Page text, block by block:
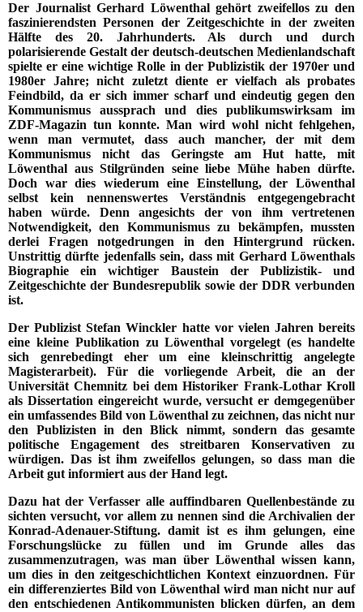
Der Journalist Gerhard Löwenthal gehört zweifellos zu den
faszinierendsten Personen der Zeitgeschichte in der zweiten
Hälfte des 20. Jahrhunderts. Als durch und durch
polarisierende Gestalt der deutsch-deutschen Medienlandschaft
spielte er eine wichtige Rolle in der Publizistik der 1970er und
1980er Jahre; nicht zuletzt diente er vielfach als probates
Feindbild, da er sich immer scharf und eindeutig gegen den
Kommunismus aussprach und dies publikumswirksam im
ZDF-Magazin tun konnte. Man wird wohl nicht fehlgehen,
wenn man vermutet, dass auch mancher, der mit dem
Kommunismus nicht das Geringste am Hut hatte, mit
Löwenthal aus Stilgründen seine liebe Mühe haben dürfte.
Doch war dies wiederum eine Einstellung, der Löwenthal
selbst kein nennenswertes Verständnis entgegengebracht
haben würde. Denn angesichts der von ihm vertretenen
Notwendigkeit, den Kommunismus zu bekämpfen, mussten
derlei Fragen notgedrungen in den Hintergrund rücken.
Unstrittig dürfte jedenfalls sein, dass mit Gerhard Löwenthals
Biographie ein wichtiger Baustein der Publizistik- und
Zeitgeschichte der Bundesrepublik sowie der DDR verbunden
ist.
Der Publizist Stefan Winckler hatte vor vielen Jahren bereits
eine kleine Publikation zu Löwenthal vorgelegt (es handelte
sich genrebedingt eher um eine kleinschrittig angelegte
Magisterarbeit). Für die vorliegende Arbeit, die an der
Universität Chemnitz bei dem Historiker Frank-Lothar Kroll
als Dissertation eingereicht wurde, versucht er demgegenüber
ein umfassendes Bild von Löwenthal zu zeichnen, das nicht nur
den Publizisten in den Blick nimmt, sondern das gesamte
politische Engagement des streitbaren Konservativen zu
würdigen. Das ist ihm zweifellos gelungen, so dass man die
Arbeit gut informiert aus der Hand legt.
Dazu hat der Verfasser alle auffindbaren Quellenbestände zu
sichten versucht, vor allem zu nennen sind die Archivalien der
Konrad-Adenauer-Stiftung. damit ist es ihm gelungen, eine
Forschungslücke zu füllen und im Grunde alles das
zusammenzutragen, was man über Löwenthal wissen kann,
um dies in den zeitgeschichtlichen Kontext einzuordnen. Für
ein differenziertes Bild von Löwenthal wird man nicht nur auf
den entschiedenen Antikommunisten blicken dürfen, an dem